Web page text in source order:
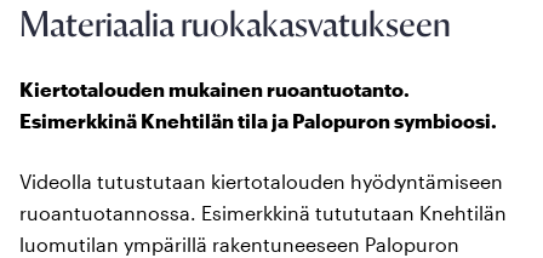
Materiaalia ruokakasvatukseen
Kiertotalouden mukainen ruoantuotanto.
Esimerkkinä Knehtilän tila ja Palopuron symbioosi.
Videolla tutustutaan kiertotalouden hyödyntämiseen
ruoantuotannossa. Esimerkkinä tutututaan Knehtilän
luomutilan ympärillä rakentuneeseen Palopuron